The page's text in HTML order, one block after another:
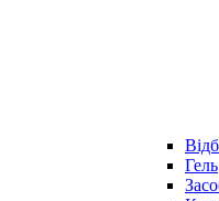
Гель